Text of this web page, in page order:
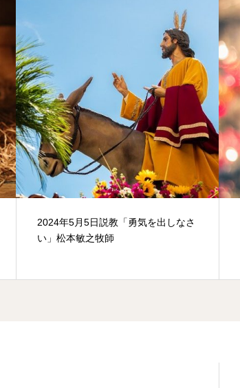
2024年5月5日説教「勇気を出しなさ
い」松本敏之牧師